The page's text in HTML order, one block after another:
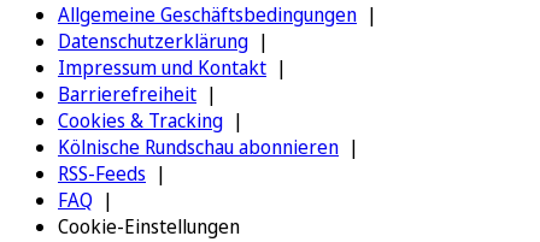
Allgemeine Geschäftsbedingungen
Datenschutzerklärung
Impressum und Kontakt
Barrierefreiheit
Cookies & Tracking
Kölnische Rundschau abonnieren
RSS-Feeds
FAQ
Cookie-Einstellungen